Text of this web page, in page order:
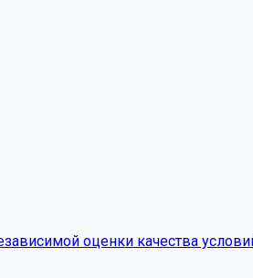
оценки качества